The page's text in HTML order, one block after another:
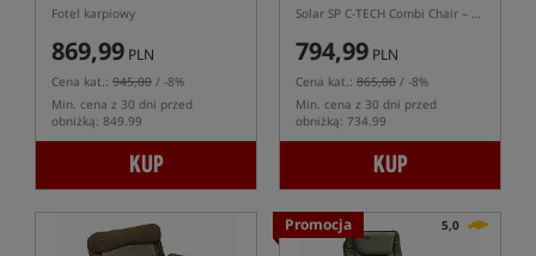
Fotel karpiowy
869,99 PLN
Cena kat.: 945,00 / -8%
Min. cena z 30 dni przed
obniżką: 849.99
KUP
Solar SP C-TECH Combi Chair – uniwersalne krzesło karpiowe 2w1
794,99 PLN
Cena kat.: 865,00 / -8%
Min. cena z 30 dni przed
obniżką: 734.99
KUP
Promocja 5,0